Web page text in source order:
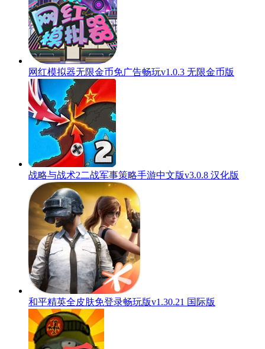
网红模拟器无限金币免广告畅玩v1.0.3 无限金币版
战略与战术2二战军事策略手游中文版v3.0.8 汉化版
和平精英全皮肤免登录畅玩版v1.30.21 国际版